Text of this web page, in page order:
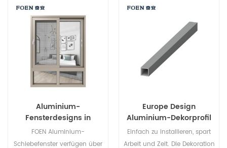
Luftdichtheit. Glas: Ganz nach
Ihren Wünschen.
Ihren Wünschen.
Aluminium-
Fensterdesigns in
verschiedenen Formen
FOEN Aluminium-
Schiebefenster verfügen über
Europe Design
Aluminium-Dekorprofil
Einfach zu installieren, spart
Arbeit und Zeit. Die Dekoration